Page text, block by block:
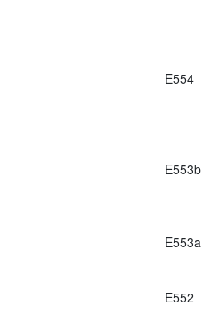
E554
E553b
E553a
E552